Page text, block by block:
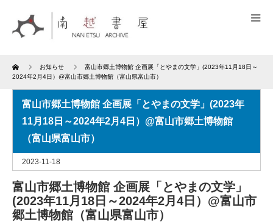
Home お知らせ
富山市郷土博物館 企画展「とやまの文学」(2023年11月18日～
2024年2月4日）@富山市郷土博物館（富山県富山市）
富山市郷土博物館 企画展「とやまの文学」(2023年
11月18日～2024年2月4日）@富山市郷土博物館
（富山県富山市）
2023-11-18
富山市郷土博物館 企画展「とやまの文学」
(2023年11月18日～2024年2月4日）@富山市
郷土博物館（富山県富山市）